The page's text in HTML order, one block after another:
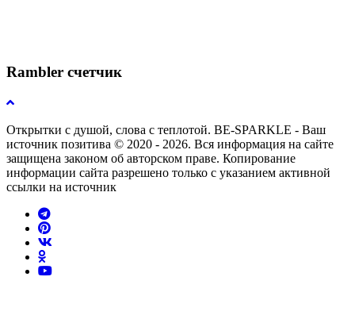
Rambler счетчик
Открытки с душой, слова с теплотой. BE-SPARKLE - Ваш
источник позитива © 2020 - 2026. Вся информация на сайте
защищена законом об авторском праве. Копирование
информации сайта разрешено только с указанием активной
ссылки на источник